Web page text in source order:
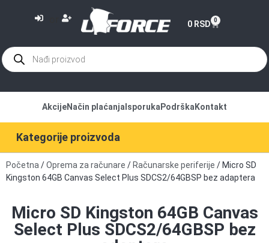
0 RSD 0
Kategorije proizvoda
AkcijeNačin plaćanja Isporuka Podrška Kontakt
Početna /Oprema za računare / Računarske periferije / Micro SD
Kingston 64GB Canvas Select Plus SDCS2/64GBSP bez adaptera
Micro SD Kingston 64GB Canvas
Select Plus SDCS2/64GBSP bez